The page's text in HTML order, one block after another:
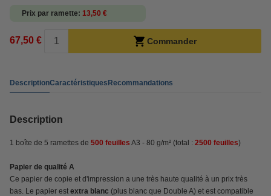
Prix par ramette 13,50 €
67,50 € Commander
DescriptionCaractéristiquesRecommandations
Description
1 boîte de 5 ramettes de 500 feuilles A3 - 80 g/m² (total : 2500 feuilles)
Papier de qualité A
Ce papier de copie et d'impression a une très haute qualité à un prix très
bas. Le papier est extra blanc (plus blanc que Double A) et est compatible